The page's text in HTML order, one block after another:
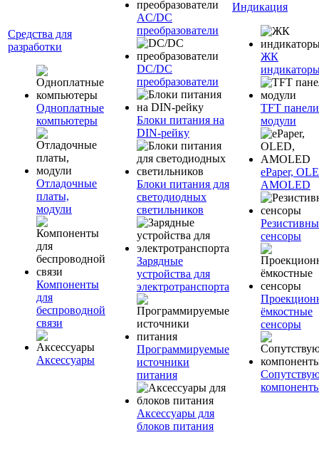
Средства для
разработки
Одноплатные
компьютеры
Отладочные
платы,
модули
Компоненты
для
беспроводной
связи
Аксессуары
AC/DC
преобразователи
DC/DC
преобразователи
Блоки питания на
DIN-рейку
Блоки питания для
светодиодных
светильников
Зарядные
устройства для
электротранспорта
Программируемые
источники
питания
Аксессуары для
блоков питания
Индикация
ЖК
TFT
модули
ePaper,
AMOLED
сенсоры
ёмкостные
сенсоры